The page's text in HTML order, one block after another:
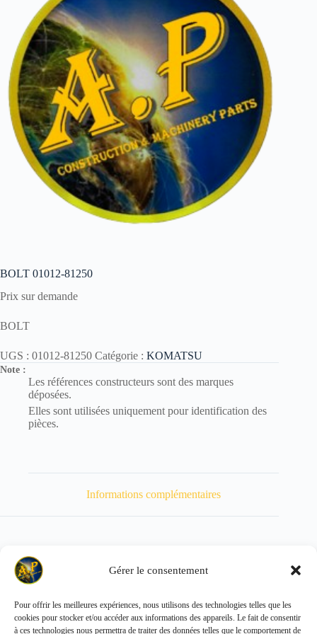
Gérer le consentement
Pour offrir les meilleures expériences, nous utilisons des technologies telles que les
cookies pour stocker et/ou accéder aux informations des appareils. Le fait de consentir
à ces technologies nous permettra de traiter des données telles que le comportement de
BOLT 01012-81250
Prix sur demande
BOLT
UGS : 01012-81250 Catégorie : KOMATSU
Note :
Les références constructeurs sont des marques
déposées.
Elles sont utilisées uniquement pour identification des
pièces.
Informations complémentaires
Poids 60 kg
Copyright © 2026 - ALL PARTS FRANCE SAS